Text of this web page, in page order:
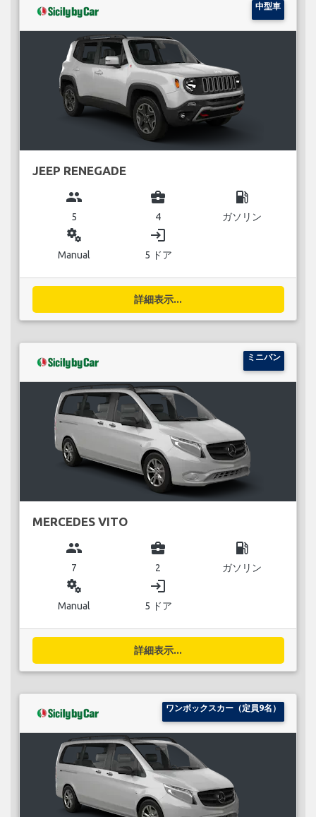
中型車
JEEP RENEGADE
group
5
business_center
4
local_gas_station
ガソリン
miscellaneous_services
Manual
login
5 ドア
詳細表示...
ミニバン
MERCEDES VITO
group
7
business_center
2
local_gas_station
ガソリン
miscellaneous_services
Manual
login
5 ドア
詳細表示...
ワンボックスカー（定員9名）